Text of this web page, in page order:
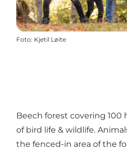
Foto: Kjetil Løite
Beech forest covering 100
of bird life & wildlife.
the fenced-in area of the